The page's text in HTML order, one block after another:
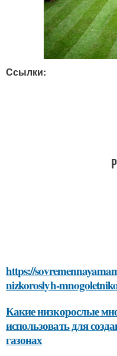
Ссылки:
https://
nizkoroslyh-
Какие низкорослые
использовать для
газонах